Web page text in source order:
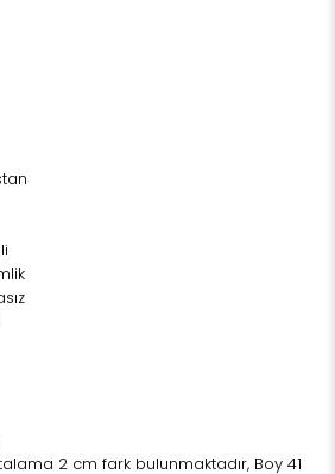
2 cm fark bulunmaktadır, Boy 41